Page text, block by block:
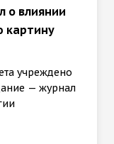
о влиянии
картину
учреждено
— журнал